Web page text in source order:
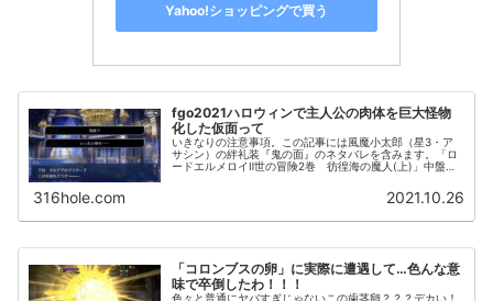
Yahoo!ショッピングで買う
fgo2021ハロウィンで主人公の肉体を巨大怪物
化した仮面って
いきなりの注意事項。この記事には風魔小太郎（星3・ア
サシン）の絆礼装『鬼の面』のネタバレを含みます。「ロ
ードエルメロイⅡ世の冒険2巻 彷徨海の魔人(上)」中盤の
316hole.com 2021.10.26
「コロンブスの卵」に実際に遭遇して…色んな意
味で卒倒したわ！！！
色々と普通にヤバすぎじゃないこの歯茎卵？？？デカい！